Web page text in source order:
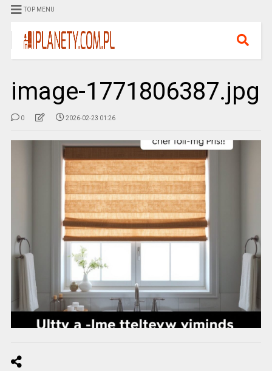
TOP MENU
image-1771806387.jpg
0 2026-02-23 01:26